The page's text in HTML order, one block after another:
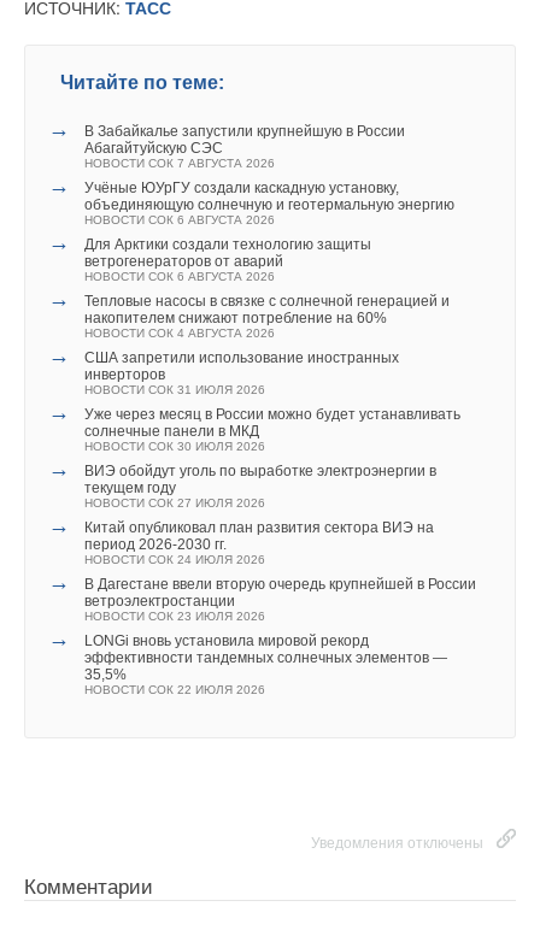
ИСТОЧНИК: ТАСС
Читайте по теме:
→
В Забайкалье запустили крупнейшую в России
Абагайтуйскую СЭС
НОВОСТИ СОК 7 АВГУСТА 2026
→
Учёные ЮУрГУ создали каскадную установку,
объединяющую солнечную и геотермальную энергию
НОВОСТИ СОК 6 АВГУСТА 2026
→
Для Арктики создали технологию защиты
ветрогенераторов от аварий
НОВОСТИ СОК 6 АВГУСТА 2026
→
Тепловые насосы в связке с солнечной генерацией и
накопителем снижают потребление на 60%
НОВОСТИ СОК 4 АВГУСТА 2026
→
США запретили использование иностранных
инверторов
НОВОСТИ СОК 31 ИЮЛЯ 2026
→
Уже через месяц в России можно будет устанавливать
солнечные панели в МКД
НОВОСТИ СОК 30 ИЮЛЯ 2026
→
ВИЭ обойдут уголь по выработке электроэнергии в
текущем году
НОВОСТИ СОК 27 ИЮЛЯ 2026
→
Китай опубликовал план развития сектора ВИЭ на
период 2026-2030 гг.
НОВОСТИ СОК 24 ИЮЛЯ 2026
→
В Дагестане ввели вторую очередь крупнейшей в России
ветроэлектростанции
НОВОСТИ СОК 23 ИЮЛЯ 2026
→
LONGi вновь установила мировой рекорд
эффективности тандемных солнечных элементов —
35,5%
НОВОСТИ СОК 22 ИЮЛЯ 2026
Уведомления отключены
Комментарии
Комментарии
В этой теме еще нет комментариев
Добавить комментарий
Ваше имя *
Ваш E-mail *
Текст комментария
35,5%
НОВОСТИ СОК 22 ИЮЛЯ 2026
Комментарии
Зачем нам кузнец? Нет, нам кузнец не нужен! (с)
Хватит кормить жуликов и воров от 'зеленой' энергетики
Комментарий полезен?
Добавить комментарий
Текст комментария